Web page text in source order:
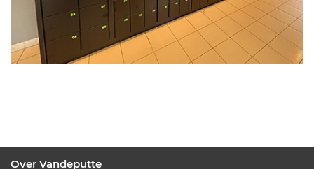
Over Vandeputte